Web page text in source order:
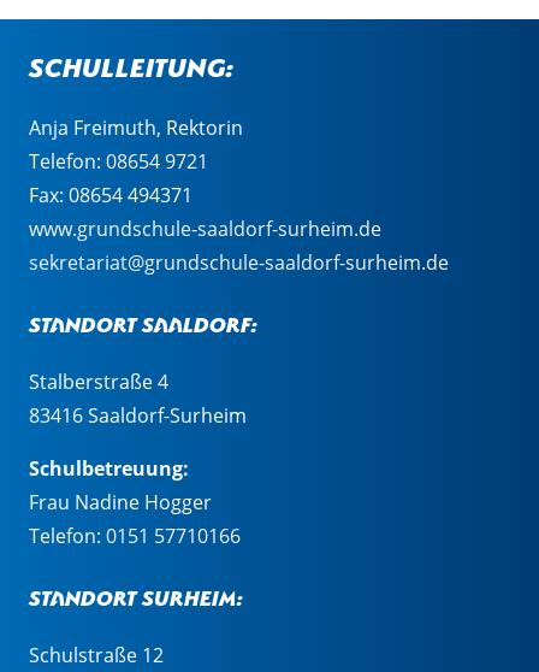
Schulleitung:
Anja Freimuth, Rektorin
Telefon: 08654 9721
Fax: 08654 494371
www.grundschule-saaldorf-surheim.de
sekretariat@grundschule-saaldorf-surheim.de
Standort Saaldorf:
Stalberstraße 4
83416 Saaldorf-Surheim
Schulbetreuung:
Frau Nadine Hogger
Telefon: 0151 57710166
Standort Surheim:
Schulstraße 12